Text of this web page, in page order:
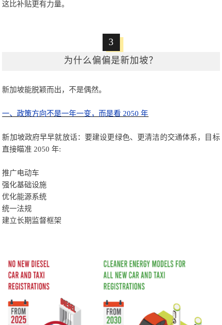
这比补贴更有力量。
3
为什么偏偏是新加坡？
新加坡能脱颖而出，不是偶然。
一、政策方向不是一年一变，而是看 2050 年
新加坡政府早早就放话：要建设更绿色、更清洁的交通体系，目标
直接瞄准 2050 年:
推广电动车
强化基础设施
优化能源系统
统一法规
建立长期监督框架